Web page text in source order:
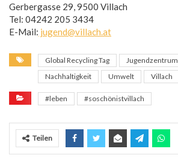
Gerbergasse 29, 9500 Villach
Tel: 04242 205 3434
E-Mail: jugend@villach.at
Global Recycling Tag
Nachhaltigkeit
Umwelt Villach
#leben #soschönistvillach
Teilen